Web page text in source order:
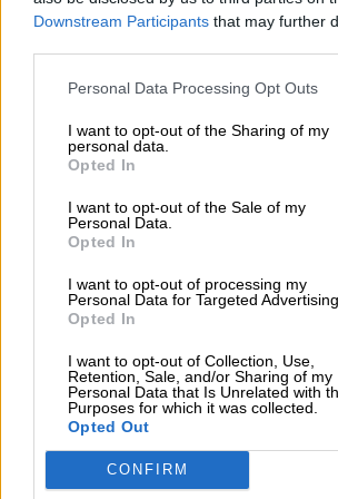
Downstream Participants that may further
Personal Data Processing Opt Outs
I want to opt-out of the Sharing of my
personal data.
Opted In
I want to opt-out of the Sale of my
Personal Data.
Opted In
I want to opt-out of processing my
Personal Data for Targeted Advertising.
Opted In
I want to opt-out of Collection, Use,
Retention, Sale, and/or Sharing of my
Personal Data that Is Unrelated with
Purposes for which it was collected.
Opted Out
CONFIRM
07.08.2026 - 14:38
ελπίδας για τους ογκολογικούς ασθενείς
δοκιμών
07.08.2026 - 13:16
Χρήστος Γεωργόπουλος – «ΕΡΡΙΚΟΣ
ΑΝΑΠΛΑΣΗ
07.08.2026 - 12:25
Allianz: Ισχυρές επιδόσεις στο α’
«protection gap»
Οι αισθητήρες βλέπουν καλύτερα από τον
07.08.2026 - 11:01
Generali: Αποτελέσματα Α' Εξαμήνου -
στα Λειτουργικά και Προσαρμοσμένα
με συμβολή από όλες τις επιχειρηματικές